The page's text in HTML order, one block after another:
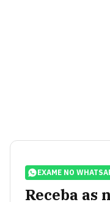
EXAME NO
Receba as